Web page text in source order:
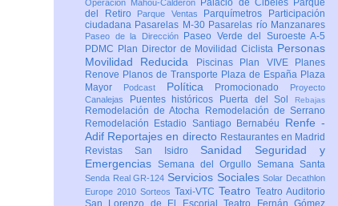
Operación Mahou-Calderón Palacio de Cibeles Parque
del Retiro
Parque Ventas Parquímetros
Participación
ciudadana Pasarelas M-30 Pasarelas río Manzanares
Paseo de la Dirección
Paseo Verde del Suroeste A-5
PDMC Plan Director de Movilidad Ciclista Personas
Movilidad Reducida
Piscinas Plan VIVE
Planes
Renove Planos de Transporte Plaza de España Plaza
Mayor
Podcast Política Promocionado
Proyecto
Canalejas
Puentes históricos Puerta del Sol Rebajas
Remodelación de Atocha
Remodelación de Serrano
Remodelación Estadio Santiago Bernabéu Renfe -
Adif Reportajes en directo Restaurantes en Madrid
Revistas San Isidro Sanidad Seguridad y
Emergencias Semana del Orgullo Semana Santa
Senda Real GR-124 Servicios SocialesSolar Decathlon
Europe 2010 Sorteos Taxi-VTC Teatro Teatro Auditorio